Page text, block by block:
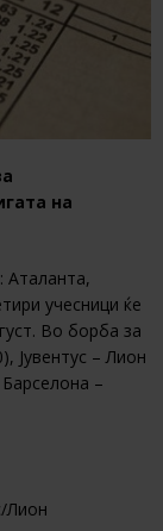
на
Аталанта,
учесници ќе
Во борба за
Јувентус – Лион
–
Лион